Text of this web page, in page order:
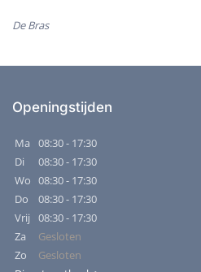
De Bras
Openingstijden
Ma
08:30 - 17:30
Di
08:30 - 17:30
Wo 08:30 - 17:30
Do
08:30 - 17:30
Vrij
08:30 - 17:30
Za
Gesloten
Zo
Gesloten